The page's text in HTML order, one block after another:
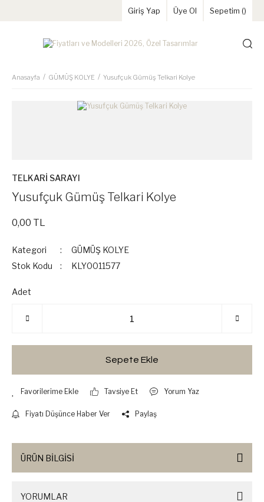
Giriş Yap Üye Ol Sepetim ()
Anasayfa GÜMÜŞ KOLYE Yusufçuk Gümüş Telkari Kolye
TELKARİ SARAYI
Yusufçuk Gümüş Telkari Kolye
0,00 TL
Kategori
GÜMÜŞ KOLYE
Stok Kodu
KLY0011577
Adet
Sepete Ekle
Tavsiye Et Yorum Yaz
Fiyatı Düşünce Haber Ver Paylaş
ÜRÜN BİLGİSİ
YORUMLAR